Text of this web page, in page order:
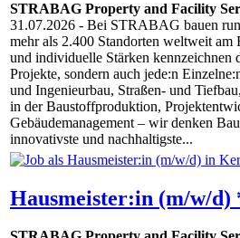
STRABAG Property and Facility
31.07.2026 - Bei STRABAG bauen
mehr als 2.400 Standorten weltweit
und individuelle Stärken kennzeichnen
Projekte, sondern auch jede:n
und Ingenieurbau, Straßen- und
in der Baustoffproduktion,
Gebäudemanagement – wir denken
innovativste und nachhaltigste...
Hausmeister:in (m/w/d)